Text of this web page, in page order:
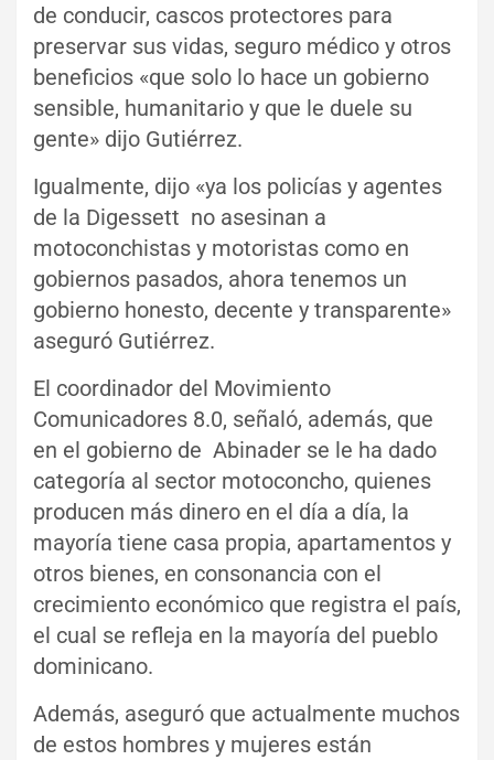
de conducir, cascos protectores para
preservar sus vidas, seguro médico y otros
beneficios «que solo lo hace un gobierno
sensible, humanitario y que le duele su
gente» dijo Gutiérrez.
Igualmente, dijo «ya los policías y agentes
de la Digessett no asesinan a
motoconchistas y motoristas como en
gobiernos pasados, ahora tenemos un
gobierno honesto, decente y transparente»
aseguró Gutiérrez.
El coordinador del Movimiento
Comunicadores 8.0, señaló, además, que
en el gobierno de Abinader se le ha dado
categoría al sector motoconcho, quienes
producen más dinero en el día a día, la
mayoría tiene casa propia, apartamentos y
otros bienes, en consonancia con el
crecimiento económico que registra el país,
el cual se refleja en la mayoría del pueblo
dominicano.
Además, aseguró que actualmente muchos
de estos hombres y mujeres están